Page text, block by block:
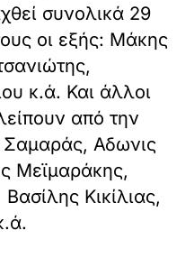
συνολικά 29
οι εξής: Μάκης
κ.ά. Και άλλοι
από την
Αδωνις
Μεϊμαράκης,
Κικίλιας,